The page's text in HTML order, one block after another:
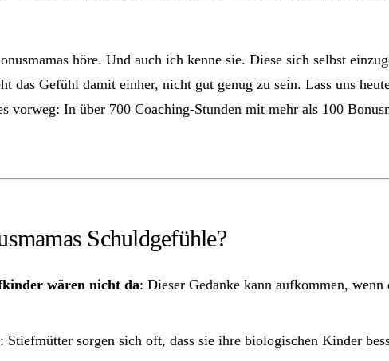
höre. Und auch ich kenne sie. Diese sich selbst
das Gefühl damit einher, nicht gut genug zu sein. Lass uns
vorweg: In über 700 Coaching-Stunden mit mehr als 100
Schuldgefühle?
wären nicht da: Dieser Gedanke kann aufkommen,
: Stiefmütter sorgen sich oft, dass sie ihre biologischen Kinder